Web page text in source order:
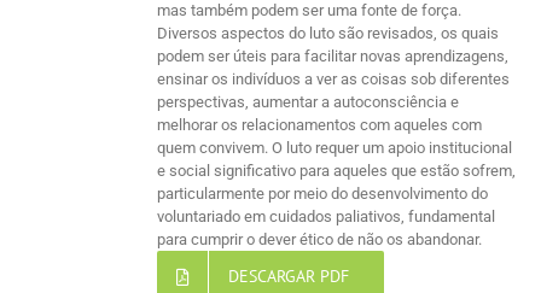
mas também podem ser uma fonte de força.
Diversos aspectos do luto são revisados, os quais
podem ser úteis para facilitar novas aprendizagens,
ensinar os indivíduos a ver as coisas sob diferentes
perspectivas, aumentar a autoconsciência e
melhorar os relacionamentos com aqueles com
quem convivem. O luto requer um apoio institucional
e social significativo para aqueles que estão sofrem,
particularmente por meio do desenvolvimento do
voluntariado em cuidados paliativos, fundamental
para cumprir o dever ético de não os abandonar.
DESCARGAR PDF